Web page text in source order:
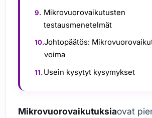
Mikrovuorovaikutusten
testausmenetelmät
Johtopäätös:
voima
Usein kysytyt kysymykset
Mikrovuorovaikutuksiaovat